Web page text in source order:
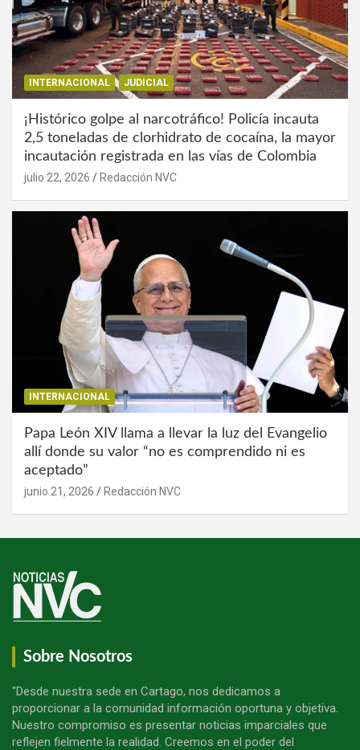
INTERNACIONAL JUDICIAL
¡Histórico golpe al narcotráfico! Policía incauta
2,5 toneladas de clorhidrato de cocaína, la mayor
incautación registrada en las vías de Colombia
julio 22, 2026 Redacción NVC
INTERNACIONAL
Papa León XIV llama a llevar la luz del Evangelio
allí donde su valor “no es comprendido ni es
aceptado”
junio 21, 2026 Redacción NVC
Sobre Nosotros
"Desde nuestra sede en Cartago, nos dedicamos a
proporcionar a la comunidad información oportuna y objetiva.
Nuestro compromiso es presentar noticias imparciales que
reflejen fielmente la realidad. Creemos en el poder del